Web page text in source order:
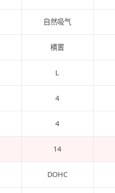
自然吸气
横置
L
4
4
14
DOHC